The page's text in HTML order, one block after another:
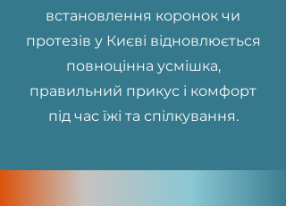
встановлення коронок чи
протезів у Києві відновлюється
повноцінна усмішка,
правильний прикус і комфорт
під час їжі та спілкування.